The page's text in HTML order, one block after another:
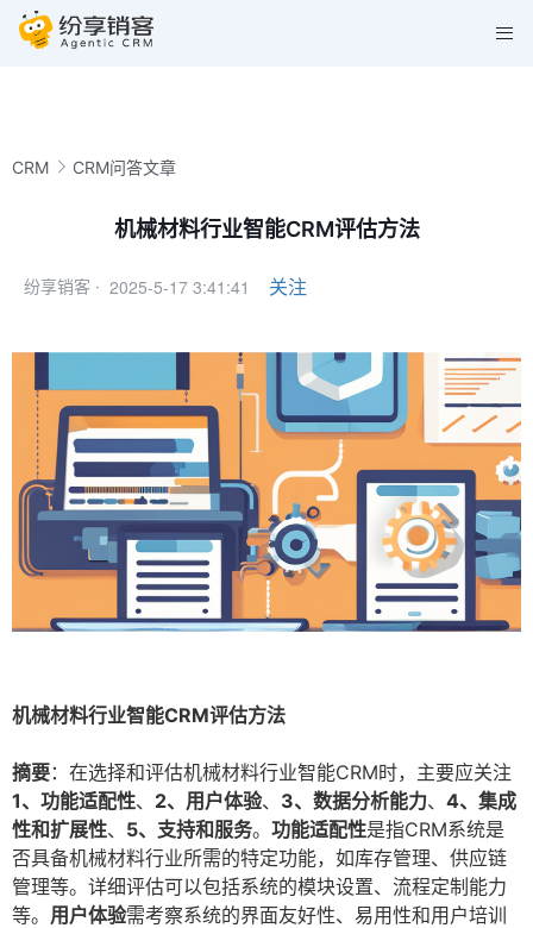
CRM CRM问答文章
机械材料行业智能CRM评估方法
纷享销客 · 2025-5-17 3:41:41 关注
机械材料行业智能CRM评估方法
摘要：在选择和评估机械材料行业智能CRM时，主要应关注
1、功能适配性、 2、用户体验、 3、数据分析能力、 4、集成
性和扩展性、 5、支持和服务。 功能适配性是指CRM系统是
否具备机械材料行业所需的特定功能，如库存管理、供应链
管理等。详细评估可以包括系统的模块设置、流程定制能力
等。 用户体验需考察系统的界面友好性、易用性和用户培训